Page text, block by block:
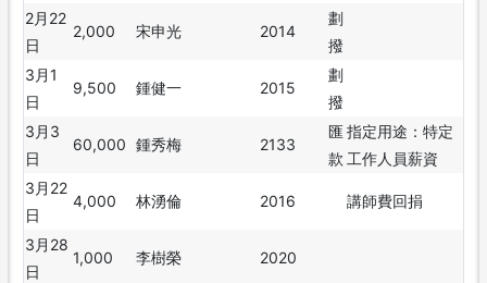
2月22
日
2,000 宋申光 2014
劃
撥
3月1
日
9,500 鍾健一 2015
劃
撥
3月3
日
60,000 鍾秀梅 2133
匯
款
指定用途： 特定
工作人員薪資
3月22
日
4,000 林湧倫 2016 講師費回捐
3月28
日
1,000 李樹榮 2020